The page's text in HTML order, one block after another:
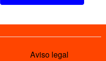
Aviso legal